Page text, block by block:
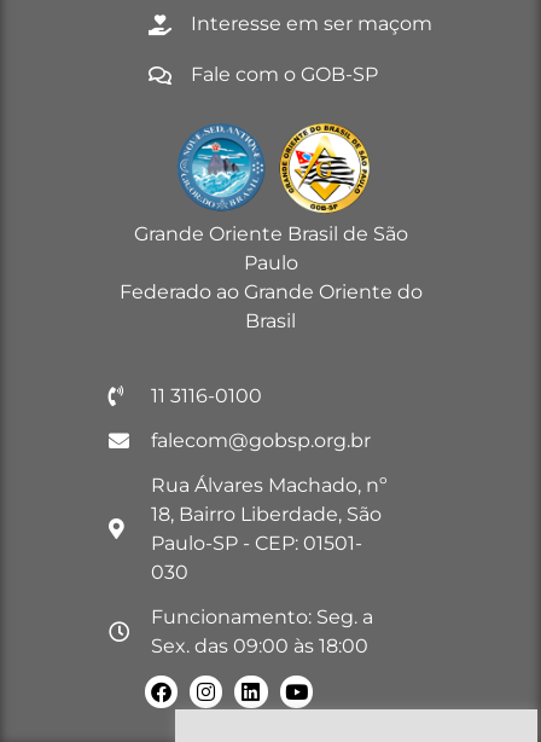
Interesse em ser maçom
Fale com o GOB-SP
Grande Oriente Brasil de São
Paulo
Federado ao Grande Oriente do
Brasil
11 3116-0100
falecom@gobsp.org.br
Rua Álvares Machado, nº
18, Bairro Liberdade, São
Paulo-SP - CEP: 01501-
030
Funcionamento: Seg. a
Sex. das 09:00 às 18:00